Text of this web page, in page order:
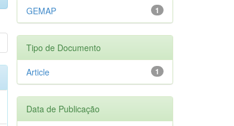
1
GEMAP
Tipo de Documento
1
Article
Data de Publicação